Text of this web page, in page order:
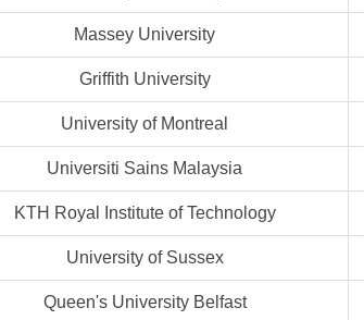
Massey University
Griffith University
University of Montreal
Universiti Sains Malaysia
KTH Royal Institute of Technology
University of Sussex
Queen's University Belfast